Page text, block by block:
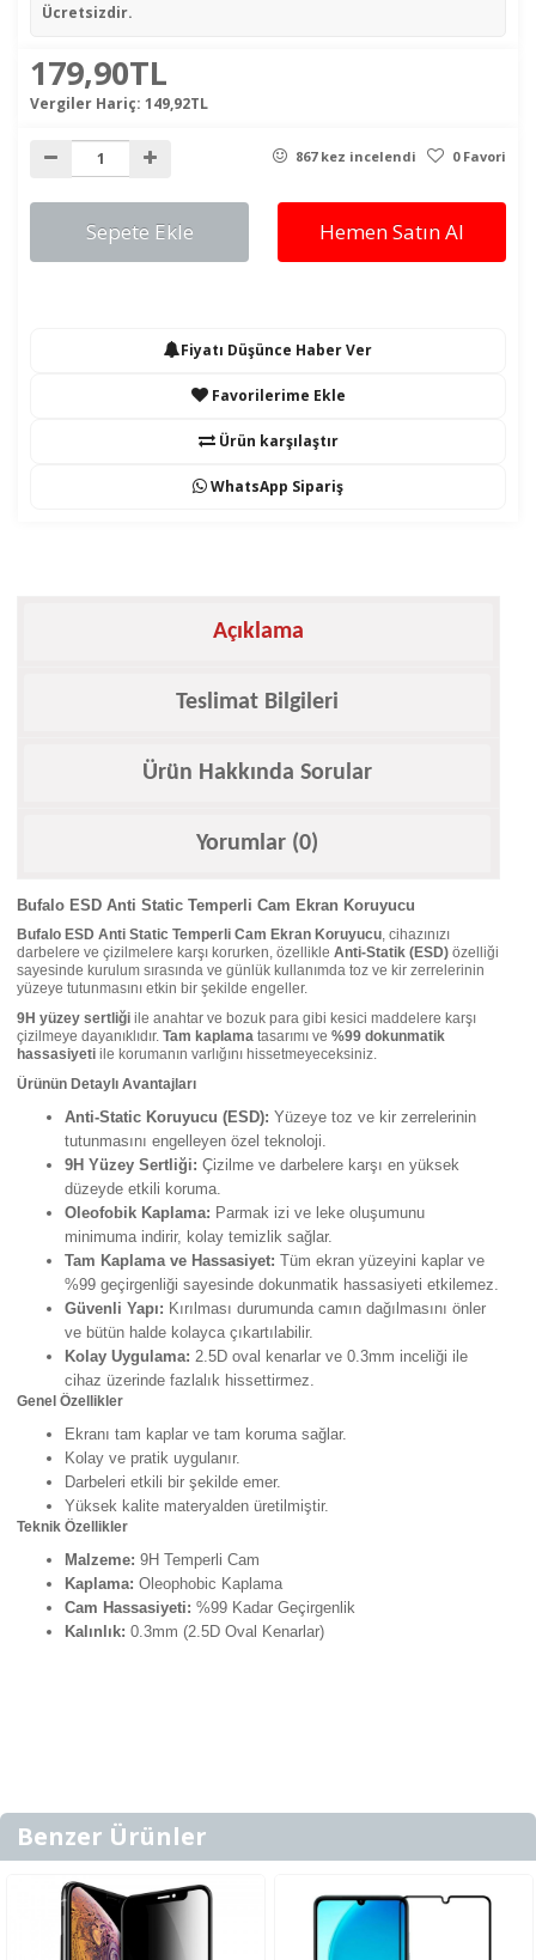
Ücretsizdir.
179,90TL
Vergiler Hariç: 149,92TL
867 kez incelendi 0 Favori
Sepete Ekle Hemen Satın Al
Fiyatı Düşünce Haber Ver
Favorilerime Ekle
Ürün karşılaştır
WhatsApp Sipariş
Açıklama
Teslimat Bilgileri
Ürün Hakkında Sorular
Yorumlar (0)
Bufalo ESD Anti Static Temperli Cam Ekran Koruyucu
Bufalo ESD Anti Static Temperli Cam Ekran Koruyucu , cihazınızı
darbelere ve çizilmelere karşı korurken, özellikle Anti-Statik (ESD) özelliği
sayesinde kurulum sırasında ve günlük kullanımda toz ve kir zerrelerinin
yüzeye tutunmasını etkin bir şekilde engeller.
9H yüzey sertliği ile anahtar ve bozuk para gibi kesici maddelere karşı
çizilmeye dayanıklıdır. Tam kaplama tasarımı ve %99 dokunmatik
hassasiyeti ile korumanın varlığını hissetmeyeceksiniz.
Ürünün Detaylı Avantajları
Anti-Static Koruyucu (ESD): Yüzeye toz ve kir zerrelerinin
tutunmasını engelleyen özel teknoloji.
9H Yüzey Sertliği: Çizilme ve darbelere karşı en yüksek
düzeyde etkili koruma.
Oleofobik Kaplama: Parmak izi ve leke oluşumunu
minimuma indirir, kolay temizlik sağlar.
Tam Kaplama ve Hassasiyet: Tüm ekran yüzeyini kaplar ve
%99 geçirgenliği sayesinde dokunmatik hassasiyeti etkilemez.
Güvenli Yapı: Kırılması durumunda camın dağılmasını önler
ve bütün halde kolayca çıkartılabilir.
Kolay Uygulama: 2.5D oval kenarlar ve 0.3mm inceliği ile
cihaz üzerinde fazlalık hissettirmez.
Genel Özellikler
Ekranı tam kaplar ve tam koruma sağlar.
Kolay ve pratik uygulanır.
Darbeleri etkili bir şekilde emer.
Yüksek kalite materyalden üretilmiştir.
Teknik Özellikler
Malzeme: 9H Temperli Cam
Kaplama: Oleophobic Kaplama
Cam Hassasiyeti: %99 Kadar Geçirgenlik
Kalınlık: 0.3mm (2.5D Oval Kenarlar)
Benzer Ürünler